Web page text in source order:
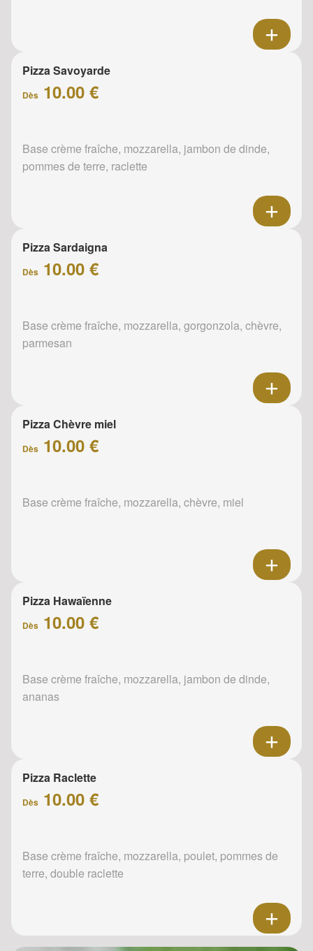
Pizza Savoyarde
Dès 10.00 €
Base crème fraîche, mozzarella, jambon de dinde,
pommes de terre, raclette
Pizza Sardaigna
Dès 10.00 €
Base crème fraîche, mozzarella, gorgonzola, chèvre,
parmesan
Pizza Chèvre miel
Dès 10.00 €
Base crème fraîche, mozzarella, chèvre, miel
Pizza Hawaïenne
Dès 10.00 €
Base crème fraîche, mozzarella, jambon de dinde,
ananas
Pizza Raclette
Dès 10.00 €
Base crème fraîche, mozzarella, poulet, pommes de
terre, double raclette